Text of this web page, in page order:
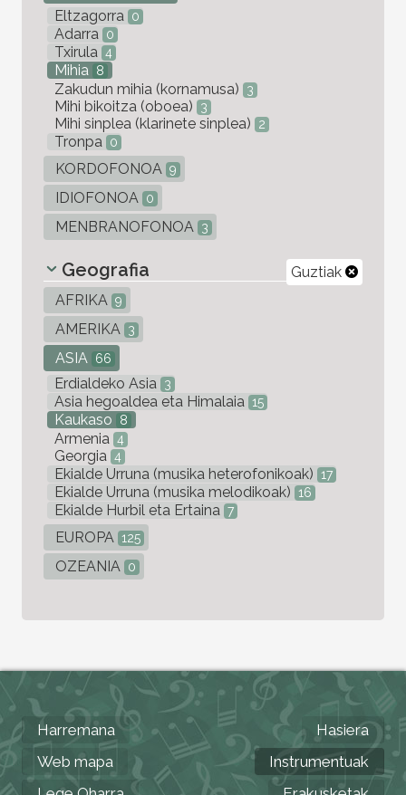
Eltzagorra 0
Adarra 0
Txirula 4
Mihia 8
Zakudun mihia (kornamusa) 3
Mihi bikoitza (oboea) 3
Mihi sinplea (klarinete sinplea) 2
Tronpa 0
KORDOFONOA 9
IDIOFONOA 0
MENBRANOFONOA 3
Guztiak
Geografia
AFRIKA 9
AMERIKA 3
ASIA 66
Erdialdeko Asia 3
Asia hegoaldea eta Himalaia 15
Kaukaso 8
Armenia 4
Georgia 4
Ekialde Urruna (musika heterofonikoak) 17
Ekialde Urruna (musika melodikoak) 16
Ekialde Hurbil eta Ertaina 7
EUROPA 125
OZEANIA 0
Harremana
Web mapa
Hasiera
Instrumentuak